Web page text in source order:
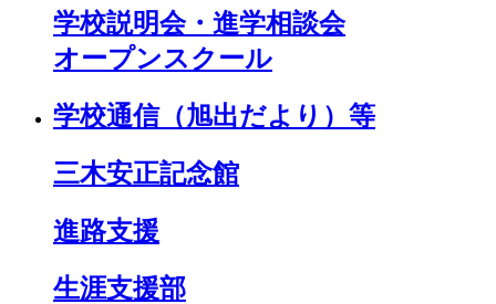
学校説明会・進学相談会
オープンスクール
学校通信（旭出だより）等
三木安正記念館
進路支援
生涯支援部